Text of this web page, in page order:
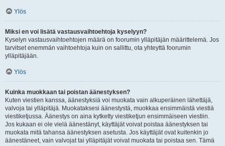
Ylös
Miksi en voi lisätä vastausvaihtoehtoja kyselyyn?
Kyselyn vastausvaihtoehtojen määrä on foorumin ylläpitäjän määrittelemä. Jos
tarvitset enemmän vaihtoehtoja kuin on sallittu, ota yhteyttä foorumin
ylläpitäjään.
Ylös
Kuinka muokkaan tai poistan äänestyksen?
Kuten viestien kanssa, äänestyksiä voi muokata vain alkuperäinen lähettäjä,
valvoja tai ylläpitäjä. Muokataksesi äänestystä, muokkaa ensimmäistä viestiä
viestiketjussa. Äänestys on aina kytketty viestiketjun ensimmäiseen viestiin.
Jos kukaan ei ole vielä äänestänyt, käyttäjät voivat poistaa äänestyksen tai
muokata mitä tahansa äänestyksen asetusta. Jos käyttäjät ovat kuitenkin jo
äänestäneet, vain valvojat tai ylläpitäjät voivat muokata tai poistaa sen. Tämä